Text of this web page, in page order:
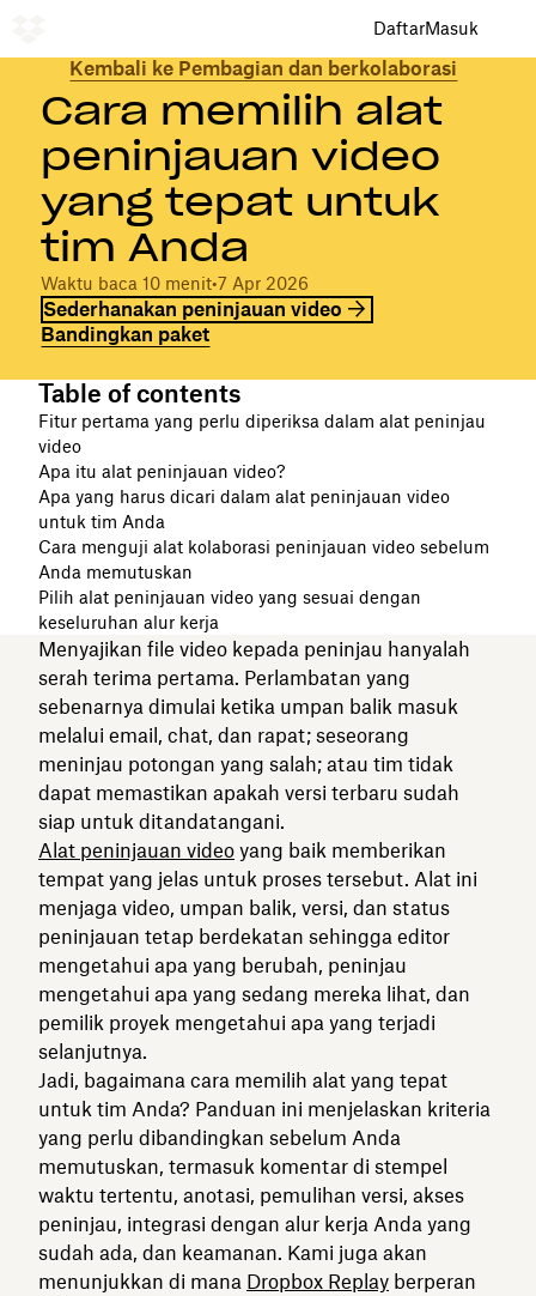
DaftarMasuk
Kembali ke Pembagian dan berkolaborasi
Cara memilih alat
peninjauan video
yang tepat untuk
tim Anda
Waktu baca 10 menit•7 Apr 2026
Sederhanakan peninjauan video
Bandingkan paket
Table of contents
Fitur pertama yang perlu diperiksa dalam alat peninjau
video
Apa itu alat peninjauan video?
Apa yang harus dicari dalam alat peninjauan video
untuk tim Anda
Cara menguji alat kolaborasi peninjauan video sebelum
Anda memutuskan
Pilih alat peninjauan video yang sesuai dengan
keseluruhan alur kerja
Menyajikan file video kepada peninjau hanyalah
serah terima pertama. Perlambatan yang
sebenarnya dimulai ketika umpan balik masuk
melalui email, chat, dan rapat; seseorang
meninjau potongan yang salah; atau tim tidak
dapat memastikan apakah versi terbaru sudah
siap untuk ditandatangani.
Alat peninjauan video yang baik memberikan
tempat yang jelas untuk proses tersebut. Alat ini
menjaga video, umpan balik, versi, dan status
peninjauan tetap berdekatan sehingga editor
mengetahui apa yang berubah, peninjau
mengetahui apa yang sedang mereka lihat, dan
pemilik proyek mengetahui apa yang terjadi
selanjutnya.
Jadi, bagaimana cara memilih alat yang tepat
untuk tim Anda? Panduan ini menjelaskan kriteria
yang perlu dibandingkan sebelum Anda
memutuskan, termasuk komentar di stempel
waktu tertentu, anotasi, pemulihan versi, akses
peninjau, integrasi dengan alur kerja Anda yang
sudah ada, dan keamanan. Kami juga akan
menunjukkan di mana Dropbox Replay berperan